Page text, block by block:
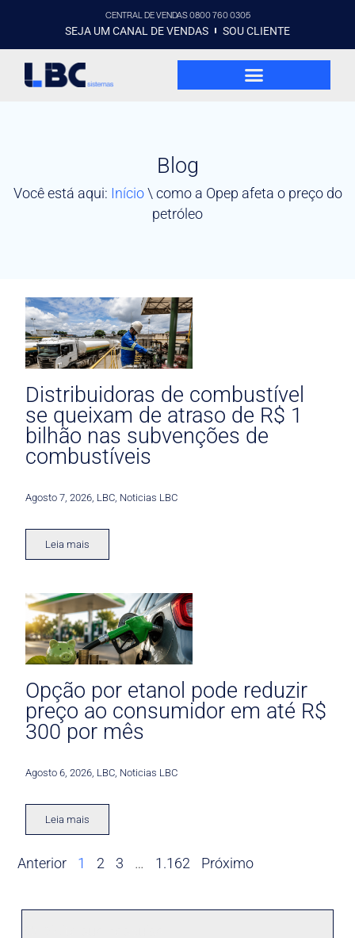
CENTRAL DE VENDAS 0800 760 0305
SEJA UM CANAL DE VENDAS SOU CLIENTE
Blog
Você está aqui: Início\ como a Opep afeta o preço do
petróleo
Distribuidoras de combustível
se queixam de atraso de R$ 1
bilhão nas subvenções de
combustíveis
Agosto 7, 2026 LBC Noticias LBC
Leia mais
Opção por etanol pode reduzir
preço ao consumidor em até R$
300 por mês
Agosto 6, 2026 LBC Noticias LBC
Leia mais
Anterior 1 2 3 … 1.162 Próximo